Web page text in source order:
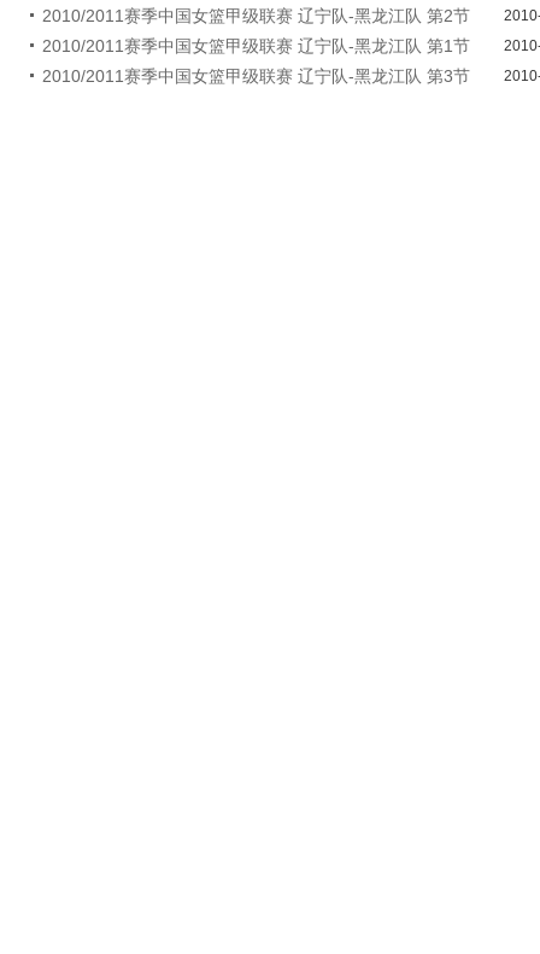
2010/2011赛季中国女篮甲级联赛 辽宁队-黑龙江队 第2节
2010/2011赛季中国女篮甲级联赛 辽宁队-黑龙江队 第1节
2010/2011赛季中国女篮甲级联赛 辽宁队-黑龙江队 第3节